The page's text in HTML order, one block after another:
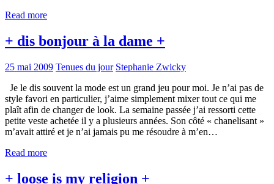
Read more
+ dis bonjour à la dame +
25 mai 2009 Tenues du jour Stephanie Zwicky
Je le dis souvent la mode est un grand jeu pour moi. Je n’ai pas de
style favori en particulier, j’aime simplement mixer tout ce qui me
plaît afin de changer de look. La semaine passée j’ai ressorti cette
petite veste achetée il y a plusieurs années. Son côté « chanelisant »
m’avait attiré et je n’ai jamais pu me résoudre à m’en…
Read more
+ loose is my religion +